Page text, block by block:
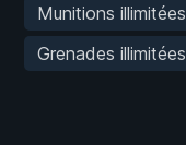
Munitions illimitées
Grenades illimitées